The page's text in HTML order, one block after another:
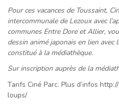
Pour ces vacances de Toussaint,
intercommunale de Lezoux avec
communes Entre Dore et Allier,
dessin animé japonais en lien avec
constitué à la médiathèque.
Sur inscription auprès de la
Tarifs Ciné Parc. Plus d’infos
loups/